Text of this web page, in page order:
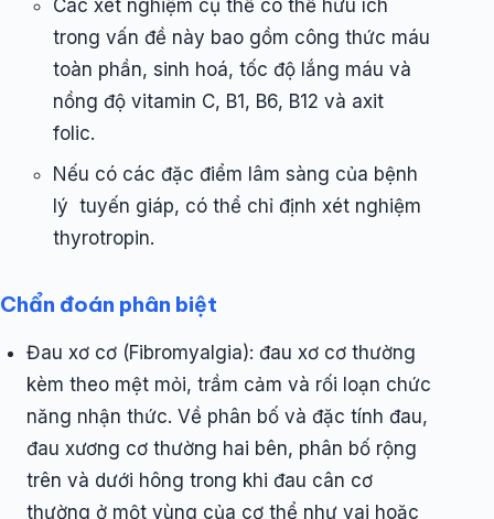
Các xét nghiệm cụ thể có thể hữu ích
trong vấn đề này bao gồm công thức máu
toàn phần, sinh hoá, tốc độ lắng máu và
nồng độ vitamin C, B1, B6, B12 và axit
folic.
Nếu có các đặc điểm lâm sàng của bệnh
lý tuyến giáp, có thể chỉ định xét nghiệm
thyrotropin.
Chẩn đoán phân biệt
Đau xơ cơ (Fibromyalgia): đau xơ cơ thường
kèm theo mệt mỏi, trầm cảm và rối loạn chức
năng nhận thức. Về phân bố và đặc tính đau,
đau xương cơ thường hai bên, phân bố rộng
trên và dưới hông trong khi đau cân cơ
thường ở một vùng của cơ thể như vai hoặc